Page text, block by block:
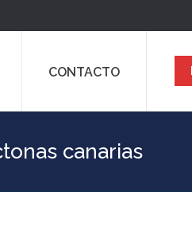
CONTACTO
canarias